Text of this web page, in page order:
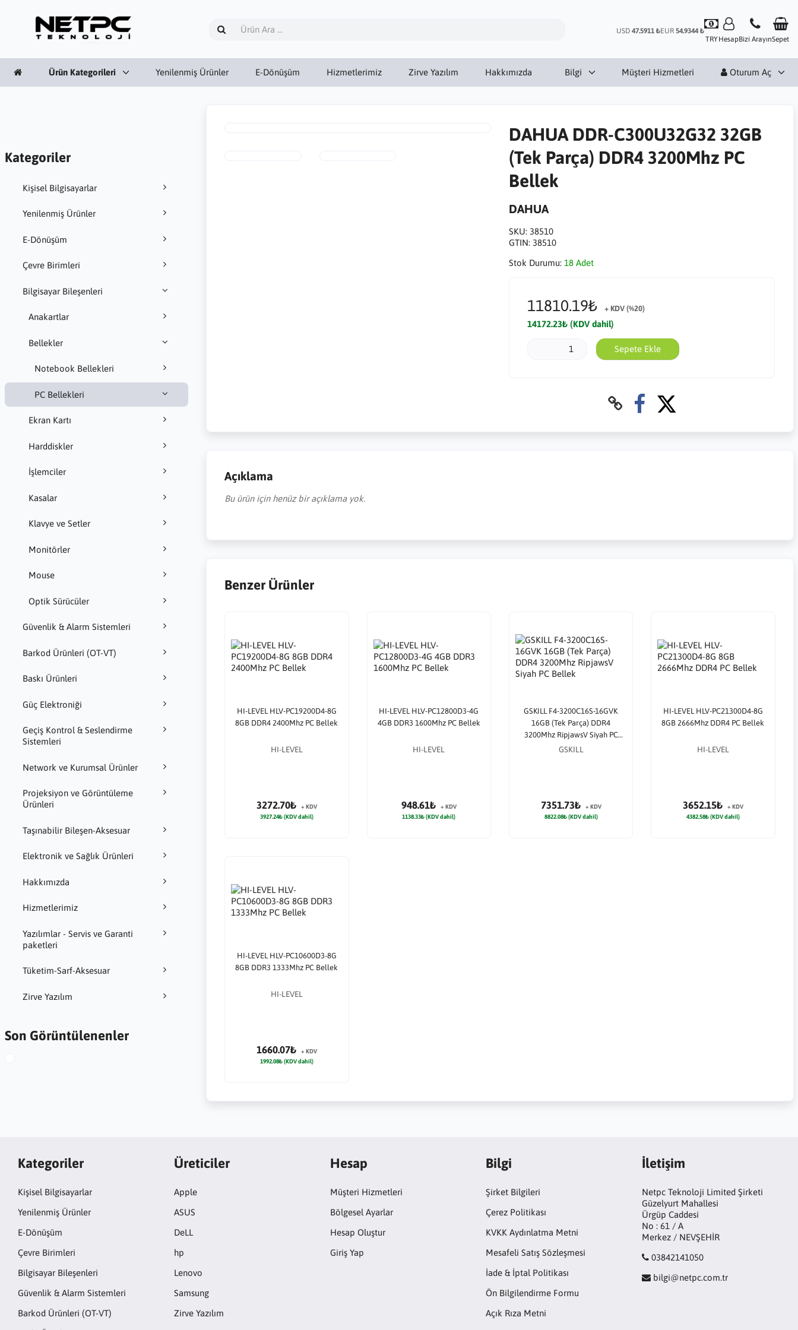
USD 47.5911 ₺EUR 54.9344 ₺
TRYHesapBizi ArayınSepet
Ürün Kategorileri Yenilenmiş Ürünler E-Dönüşüm Hizmetlerimiz Zirve Yazılım Hakkımızda Bilgi Müşteri Hizmetleri Oturum Aç
Kategoriler
Kişisel Bilgisayarlar
Yenilenmiş Ürünler
E-Dönüşüm
Çevre Birimleri
Bilgisayar Bileşenleri
Anakartlar
Bellekler
Notebook Bellekleri
PC Bellekleri
Ekran Kartı
Harddiskler
İşlemciler
Kasalar
Klavye ve Setler
Monitörler
Mouse
Optik Sürücüler
Güvenlik & Alarm Sistemleri
Barkod Ürünleri (OT-VT)
Baskı Ürünleri
Güç Elektroniği
Geçiş Kontrol & Seslendirme
Sistemleri
Network ve Kurumsal Ürünler
Projeksiyon ve Görüntüleme
Ürünleri
Taşınabilir Bileşen-Aksesuar
Elektronik ve Sağlık Ürünleri
Hakkımızda
Hizmetlerimiz
Yazılımlar - Servis ve Garanti
paketleri
Tüketim-Sarf-Aksesuar
Zirve Yazılım
Son Görüntülenenler
DAHUA DDR-C300U32G32 32GB
(Tek Parça) DDR4 3200Mhz PC
Bellek
DAHUA
SKU: 38510
GTIN: 38510
Stok Durumu: 18 Adet
11810.19₺ + KDV (%20)
14172.23₺ (KDV dahil)
Sepete Ekle
Açıklama
Bu ürün için henüz bir açıklama yok.
Benzer Ürünler
HI-LEVEL HLV-PC19200D4-8G
8GB DDR4 2400Mhz PC Bellek
HI-LEVEL
3272.70₺
+ KDV
3927.24₺ (KDV dahil)
HI-LEVEL HLV-PC12800D3-4G
4GB DDR3 1600Mhz PC Bellek
HI-LEVEL
948.61₺
+ KDV
1138.33₺ (KDV dahil)
GSKILL F4-3200C16S-16GVK
16GB (Tek Parça) DDR4
3200Mhz RipjawsV Siyah PC
Bellek
GSKILL
7351.73₺
+ KDV
8822.08₺ (KDV dahil)
HI-LEVEL HLV-PC21300D4-8G
8GB 2666Mhz DDR4 PC Bellek
HI-LEVEL
3652.15₺
+ KDV
4382.58₺ (KDV dahil)
HI-LEVEL HLV-PC10600D3-8G
8GB DDR3 1333Mhz PC Bellek
HI-LEVEL
1660.07₺
+ KDV
1992.08₺ (KDV dahil)
Kategoriler
Kişisel Bilgisayarlar
Yenilenmiş Ürünler
E-Dönüşüm
Çevre Birimleri
Bilgisayar Bileşenleri
Güvenlik & Alarm Sistemleri
Barkod Ürünleri (OT-VT)
Üreticiler
Apple
ASUS
DeLL
hp
Lenovo
Samsung
Zirve Yazılım
Hesap
Müşteri Hizmetleri
Bölgesel Ayarlar
Hesap Oluştur
Giriş Yap
Bilgi
Şirket Bilgileri
Çerez Politikası
KVKK Aydınlatma Metni
Mesafeli Satış Sözleşmesi
İade & İptal Politikası
Ön Bilgilendirme Formu
Açık Rıza Metni
İletişim
Netpc Teknoloji Limited Şirketi
Güzelyurt Mahallesi
Ürgüp Caddesi
No : 61 / A
Merkez / NEVŞEHİR
03842141050
bilgi@netpc.com.tr